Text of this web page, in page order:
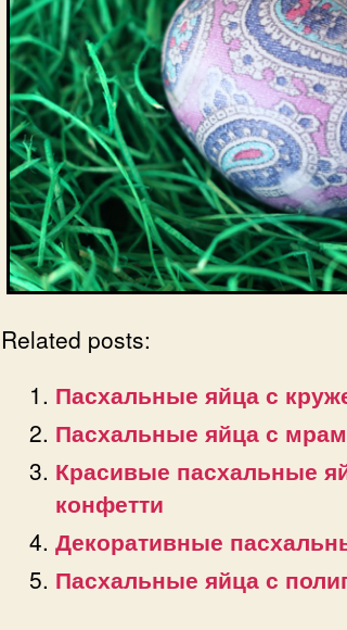
Related posts:
Пасхальные яйца с
Пасхальные яйца с
Красивые пасхальные
конфетти
Декоративные
Пасхальные яйца с